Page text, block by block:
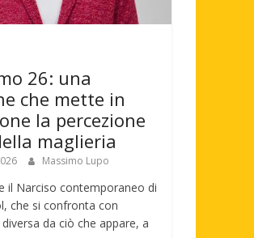
26: una
che mette in
la percezione
maglieria
Massimo Lupo
il Narciso contemporaneo di
che si confronta con
diversa da ciò che appare, a